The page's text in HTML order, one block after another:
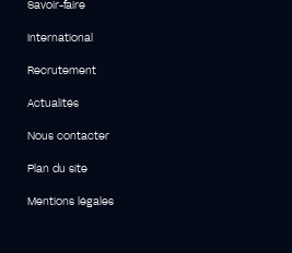
Savoir-faire
International
Recrutement
Actualités
Nous contacter
Plan du site
Mentions légales